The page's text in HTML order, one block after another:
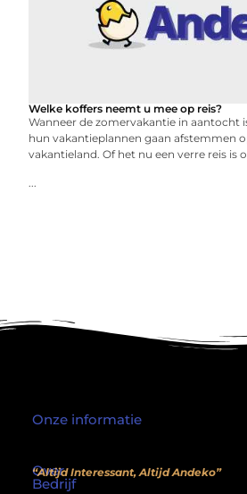
Welke koffers neemt u mee op reis?
Wanneer de zomervakantie in aantocht
hun vakantieplannen gaan afstemmen
vakantieland. Of het nu een verre reis is
...
Over
Bedrijf
“Altijd Interessant, Altijd Andeko”
Onze informatie